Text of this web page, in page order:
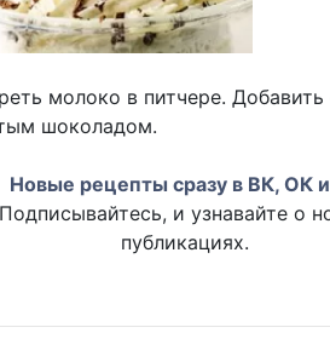
молоко в питчере.
шоколадом.
Новые рецепты сразу в ВК, ОК
и узнавайте о
публикациях.